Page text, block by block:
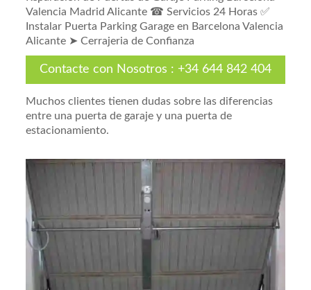
Valencia Madrid Alicante ☎ Servicios 24 Horas ✅
Instalar Puerta Parking Garage en Barcelona Valencia
Alicante ➤ Cerrajeria de Confianza
Contacte con Nosotros : +34 644 842 404
Muchos clientes tienen dudas sobre las diferencias
entre una puerta de garaje y una puerta de
estacionamiento.